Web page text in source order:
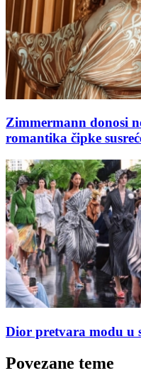
Zimmermann donosi
romantika čipke
Dior pretvara modu u
Povezane teme